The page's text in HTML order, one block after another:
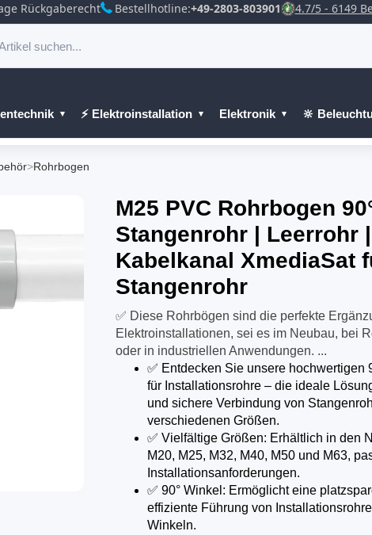
Rückgaberecht Bestellhotline:+49-2803-803901 4.7/5 - 6149
⚡ Elektroinstallation Elektronik 🔆
>Rohrbogen
M25 PVC Rohrbogen
Stangenrohr | Leerrohr |
Kabelkanal XmediaSat
Stangenrohr
✅ Diese Rohrbögen sind die perfekte
Elektroinstallationen, sei es im Neubau, bei
oder in industriellen Anwendungen. ...
✅ Entdecken Sie unsere hochwertigen
für Installationsrohre – die ideale
und sichere Verbindung von
verschiedenen Größen.​
✅ Vielfältige Größen: Erhältlich in den
M20, M25, M32, M40, M50 und M63,
Installationsanforderungen.​
✅ 90° Winkel: Ermöglicht eine
effiziente Führung von
Winkeln.​